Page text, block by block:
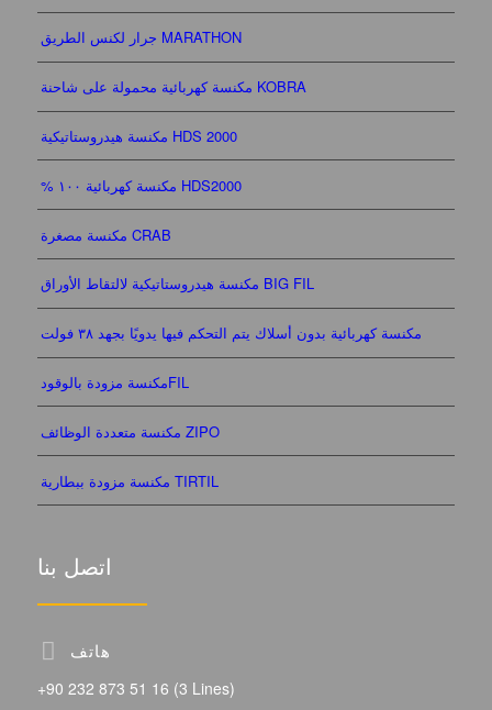
جرار لكنس الطريق MARATHON
مكنسة كهربائية محمولة على شاحنة KOBRA
مكنسة هيدروستاتيكية HDS 2000
% مكنسة كهربائية ١٠٠ HDS2000
مكنسة مصغرة CRAB
مكنسة هيدروستاتيكية لالتقاط الأوراق BIG FIL
مكنسة كهربائية بدون أسلاك يتم التحكم فيها يدويًا بجهد ٣٨ فولت
مكنسة مزودة بالوقودFIL
مكنسة متعددة الوظائف ZIPO
مكنسة مزودة ببطارية TIRTIL
اتصل بنا
هاتف
+90 232 873 51 16 (3 Lines)